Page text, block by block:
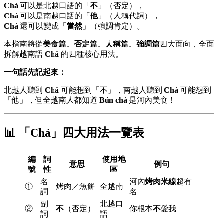
Chả 可以是北越口語的「 不 」（否定），
Chả 可以是南越口語的「 他」（人稱代詞），
Chả 還可以變成「 當然」（強調肯定）。
本指南將從美食篇、否定篇、人稱篇、強調篇四大面向，全面
拆解越南語 Chả 的四種核心用法。
一句話先記起來：
北越人聽到 Chả 可能想到「不」，南越人聽到 Chả 可能想到
「他」，但全越南人都知道 Bún chả 是河內美食！
📊 「Chả」四大用法一覽表
編
號
詞
性
意思
使用地
區
例句
①
名
詞
烤肉／魚餅 全越南
河內烤肉米線超有
名
②
副
詞
不 （否定）
北越口
語
你根本不愛我